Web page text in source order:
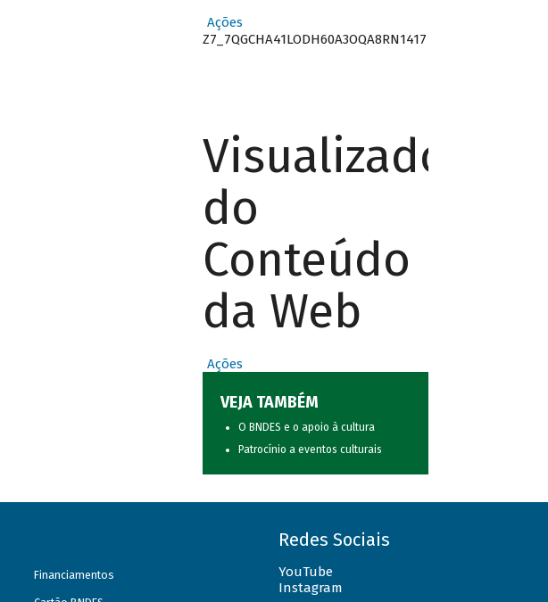
Ações
Z7_7QGCHA41LODH60A3OQA8RN1417
Visualizador
do
Conteúdo
da Web
Ações
VEJA TAMBÉM
O BNDES e o apoio à cultura
Patrocínio a eventos culturais
Financiamentos
Redes Sociais
YouTube
Instagram